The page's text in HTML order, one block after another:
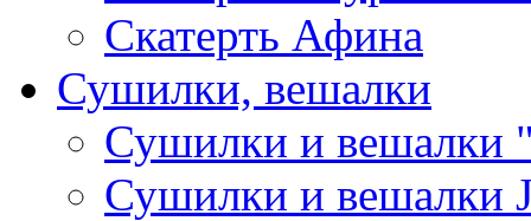
Скатерть Афина
Сушилки, вешалки
Сушилки и вешалки
Сушилки и вешалки